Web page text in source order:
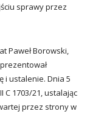
sprawy przez
Paweł Borowski,
i ustalenie. Dnia 5
C 1703/21, ustalając
przez strony w